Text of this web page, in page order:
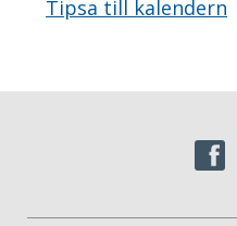
Tipsa till kalendern